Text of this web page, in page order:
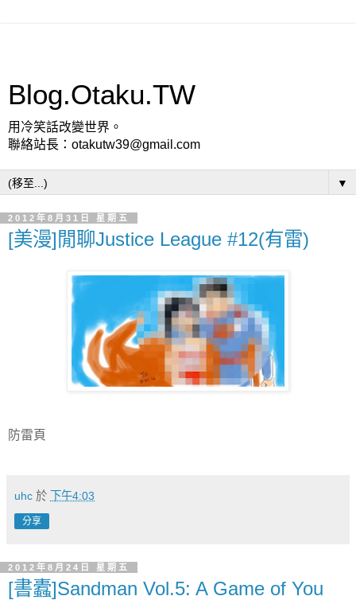
Blog.Otaku.TW
用冷笑話改變世界。
聯絡站長：otakutw39@gmail.com
▼
2012年8月31日 星期五
[美漫]閒聊Justice League #12(有雷)
防雷頁
uhc 於 下午4:03
分享
2012年8月24日 星期五
[書蠹]Sandman Vol.5: A Game of You